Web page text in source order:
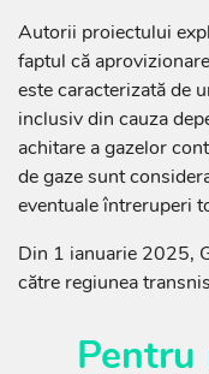
Autorii proiectului
faptul că
este caracterizată de
inclusiv din cauza
achitare a gazelor
de gaze sunt
eventuale întreruperi
Din 1 ianuarie 2025,
către regiunea